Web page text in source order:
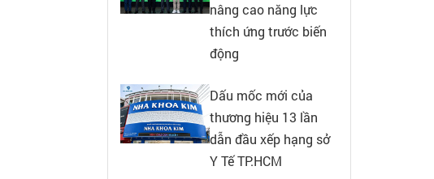
nâng cao năng lực
thích ứng trước biến
động
Dấu mốc mới của
thương hiệu 13 lần
dẫn đầu xếp hạng sở
Y Tế TP.HCM